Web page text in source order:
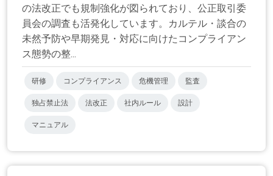
の法改正でも規制強化が図られており、公正取引委
員会の調査も活発化しています。カルテル・談合の
未然予防や早期発見・対応に向けたコンプライアン
ス態勢の整...
研修 コンプライアンス 危機管理 監査
独占禁止法 法改正 社内ルール 設計
マニュアル